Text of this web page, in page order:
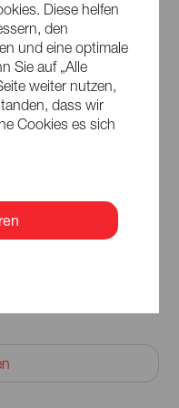
im Jahr 2017 von
Hier treffen
Studium entsteht
Europa-Gedanken
Spitzenarbeit
für
verknüpft Lehre und
die Via Regia Ost
und
Diese helfen
den
und eine optimale
Sie auf „Alle
weiter nutzen,
dass wir
Cookies es sich